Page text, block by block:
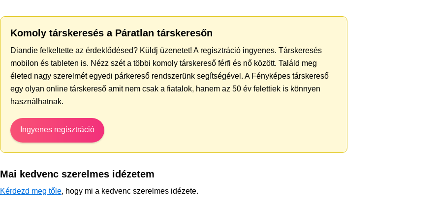
Komoly társkeresés a Páratlan társkeresőn
Diandie felkeltette az érdeklődésed? Küldj üzenetet! A regisztráció ingyenes. Társkeresés
mobilon és tableten is. Nézz szét a többi komoly társkereső férfi és nő között. Találd meg
életed nagy szerelmét egyedi párkereső rendszerünk segítségével. A Fényképes társkereső
egy olyan online társkereső amit nem csak a fiatalok, hanem az 50 év felettiek is könnyen
használhatnak.
Ingyenes regisztráció
Mai kedvenc szerelmes idézetem
Kérdezd meg tőle, hogy mi a kedvenc szerelmes idézete.